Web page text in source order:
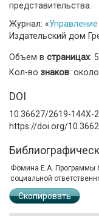
представительства.
Журнал: «
Издательский дом
Объем в страницах: 5
Кол-во знаков:
DOI
10.36627/2619-144X-
https://doi.org/
Скопировать